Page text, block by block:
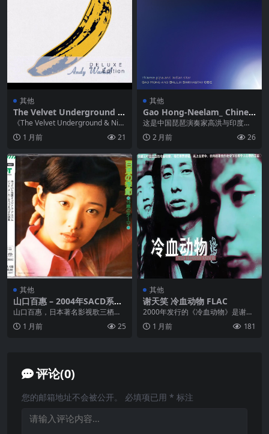
其他
The Velvet Underground –
The Velvet Underground &
Nico Deluxe Edition FLAC
《The Velvet Underground & Nic
o》豪华版完整还原地下...
1 月前 21
其他
Gao Hong-Neelam_ Chines
e Pipa & Indian Sitar – 2025
24bit qobuz
这是中国琵琶演奏家高洪与印度多
乐器演奏家 Balu Ji Shrivastav ...
2 月前 26
其他
山口百惠 – 2004年SACD系列
– 15歳のテーマ百恵の季節 D
山口百惠，日本著名影视歌三栖明
星。1984年，日本连续剧《血疑》
在全国播出，剧中...
1 月前 25
其他
谢天笑 冷血动物 FLAC
2000年发行的《冷血动物》是谢天
笑与冷血动物乐队的首张同名专
辑，由嚎叫唱片推出...
1 月前 181
评论(0)
您的邮箱地址不会被公开。 必填项已用 * 标注